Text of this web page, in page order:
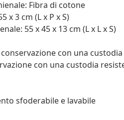
Fibra di cotone
x 3 cm (L x P x S)
55 x 45 x 13 cm (L x L x S)
con una
con una custodia
sfoderabile e lavabile